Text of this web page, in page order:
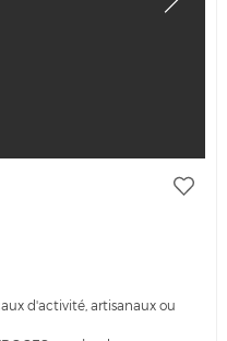
d'activité, artisanaux ou